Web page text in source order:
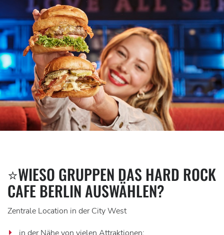
⭐WIESO GRUPPEN DAS HARD ROCK
CAFE BERLIN AUSWÄHLEN?
Zentrale Location in der City West